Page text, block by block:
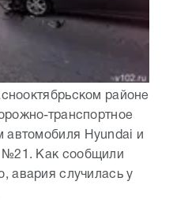
районе
транспортное
автомобиля Hyundai и
№21. Как сообщили
авария случилась у